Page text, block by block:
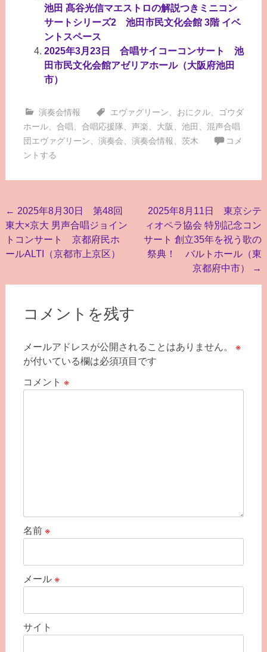
池田 髙谷光信マエストロの解説つきミニコン
サートシリーズ2 池田市民文化会館 3階 イベ
ントスペース
2025年3月23日 合唱サイコーコンサート 池
田市民文化会館アゼリアホール（大阪府池田
市）
演奏会情報 エヴァグリーン、 おにクル、
ゴウダ
ホール、 合唱、 合唱応援隊、 声楽、 大阪 、 池田 、 混声合唱
団エヴァグリーン、 演奏会、 演奏会情報、 茨木
コメ
ントする
投
稿
ナ
ゲ
← 2025年8月30日 第48回
東大×京大 男声合唱ジョイン
トコンサート 京都府民ホ
ールALTI（京都市上京区）
2025年8月11日 東京シテ
ィオペラ協会 特別記念コン
サート 創立35年を祝う歌の
祭典！ バルトホール（東
京都府中市）
→
コメントを残す
メールアドレスが公開されることはありません。
※
が付いている欄は必須項目です
コメント ※
名前 ※
メール ※
サイト